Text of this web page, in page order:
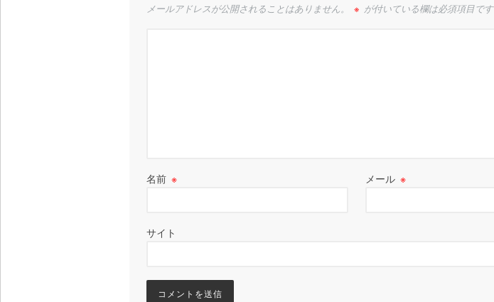
メールアドレスが公開されることはありません。 ※ が付いている欄は必須項目です
名前 ※ メール ※
サイト